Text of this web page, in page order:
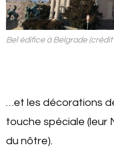
Bel édifice à Belgrade
…et les décorations
touche spéciale (leur
du nôtre).